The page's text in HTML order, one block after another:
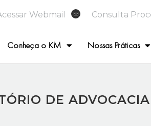
Webmail Consulta
Conheça o KM Nossas Práticas
DE ADVOCACIA